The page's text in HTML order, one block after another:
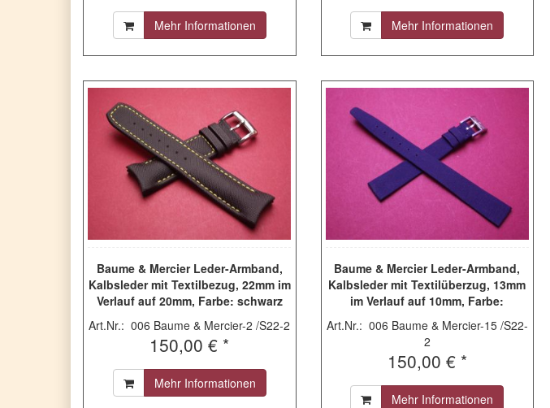
Mehr Informationen Mehr Informationen
Baume & Mercier Leder-Armband,
Kalbsleder mit Textilbezug, 22mm im
Verlauf auf 20mm, Farbe: schwarz
mit gelber Naht
Art.Nr.: 006 Baume & Mercier-2 /S22-2
150,00 € *
Mehr Informationen
Baume & Mercier Leder-Armband,
Kalbsleder mit Textilüberzug, 13mm
im Verlauf auf 10mm, Farbe:
dunkelblau
Art.Nr.: 006 Baume & Mercier-15 /S22-
2
150,00 € *
Mehr Informationen